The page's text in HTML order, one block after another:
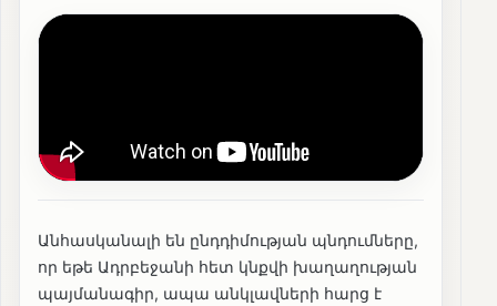
Անհասկանալի են ընդդիմության պնդումները,
որ եթե Ադրբեջանի հետ կնքվի խաղաղության
պայմանագիր, ապա անկլավների հարց է